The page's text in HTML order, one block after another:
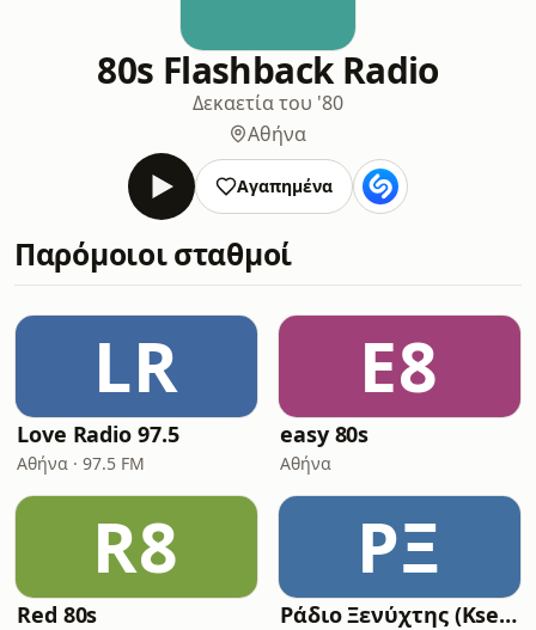
80s Flashback Radio
Δεκαετία του '80
Αθήνα
Αγαπημένα
Παρόμοιοι σταθμοί
LR
Love Radio 97.5
Αθήνα · 97.5 FM
E8
easy 80s
Αθήνα
R8
Red 80s
ΡΞ
Ράδιο Ξενύχτης (Ksenyxtis)